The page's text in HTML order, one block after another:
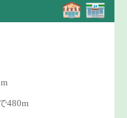
480m